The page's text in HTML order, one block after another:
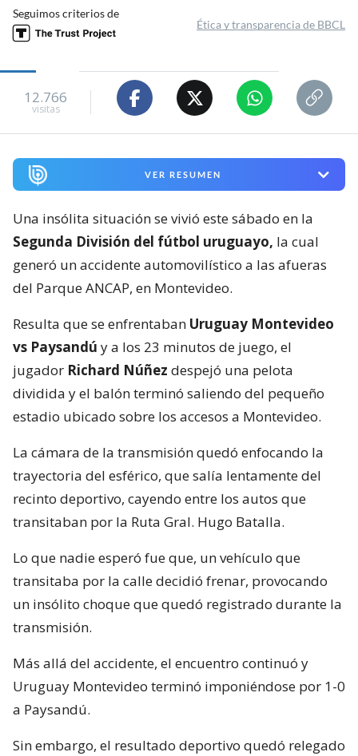
Seguimos criterios de
Ética y transparencia de BBCL
12.766
visitas
VER RESUMEN
Una insólita situación se vivió este sábado en la
Segunda División del fútbol uruguayo, la cual
generó un accidente automovilístico a las afueras
del Parque ANCAP, en Montevideo.
Resulta que se enfrentaban Uruguay Montevideo
vs Paysandú y a los 23 minutos de juego, el
jugador Richard Núñez despejó una pelota
dividida y el balón terminó saliendo del pequeño
estadio ubicado sobre los accesos a Montevideo.
La cámara de la transmisión quedó enfocando la
trayectoria del esférico, que salía lentamente del
recinto deportivo, cayendo entre los autos que
transitaban por la Ruta Gral. Hugo Batalla.
Lo que nadie esperó fue que, un vehículo que
transitaba por la calle decidió frenar, provocando
un insólito choque que quedó registrado durante la
transmisión.
Más allá del accidente, el encuentro continuó y
Uruguay Montevideo terminó imponiéndose por 1-0
a Paysandú.
Sin embargo, el resultado deportivo quedó relegado